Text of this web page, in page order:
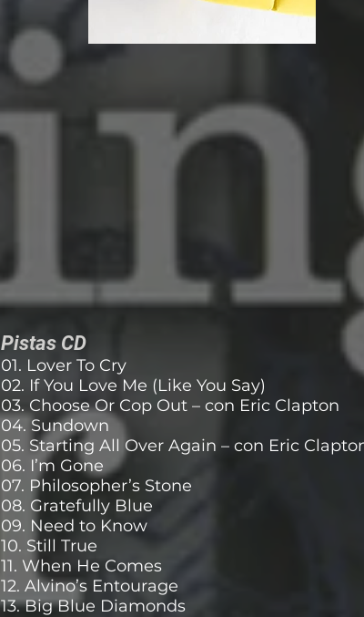
Pistas CD
01. Lover To Cry
02. If You Love Me (Like You Say)
03. Choose Or Cop Out – con Eric Clapton
04. Sundown
05. Starting All Over Again – con Eric
06. I’m Gone
07. Philosopher’s Stone
08. Gratefully Blue
09. Need to Know
10. Still True
11. When He Comes
12. Alvino’s Entourage
13. Big Blue Diamonds